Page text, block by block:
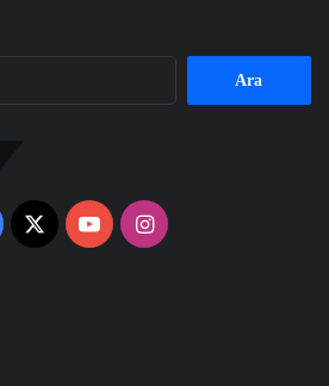
Facebook
X YouTubeInstagram